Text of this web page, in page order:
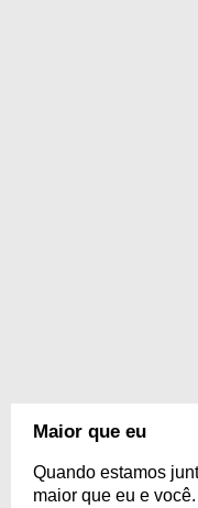
Maior que eu
Quando estamos
maior que eu e